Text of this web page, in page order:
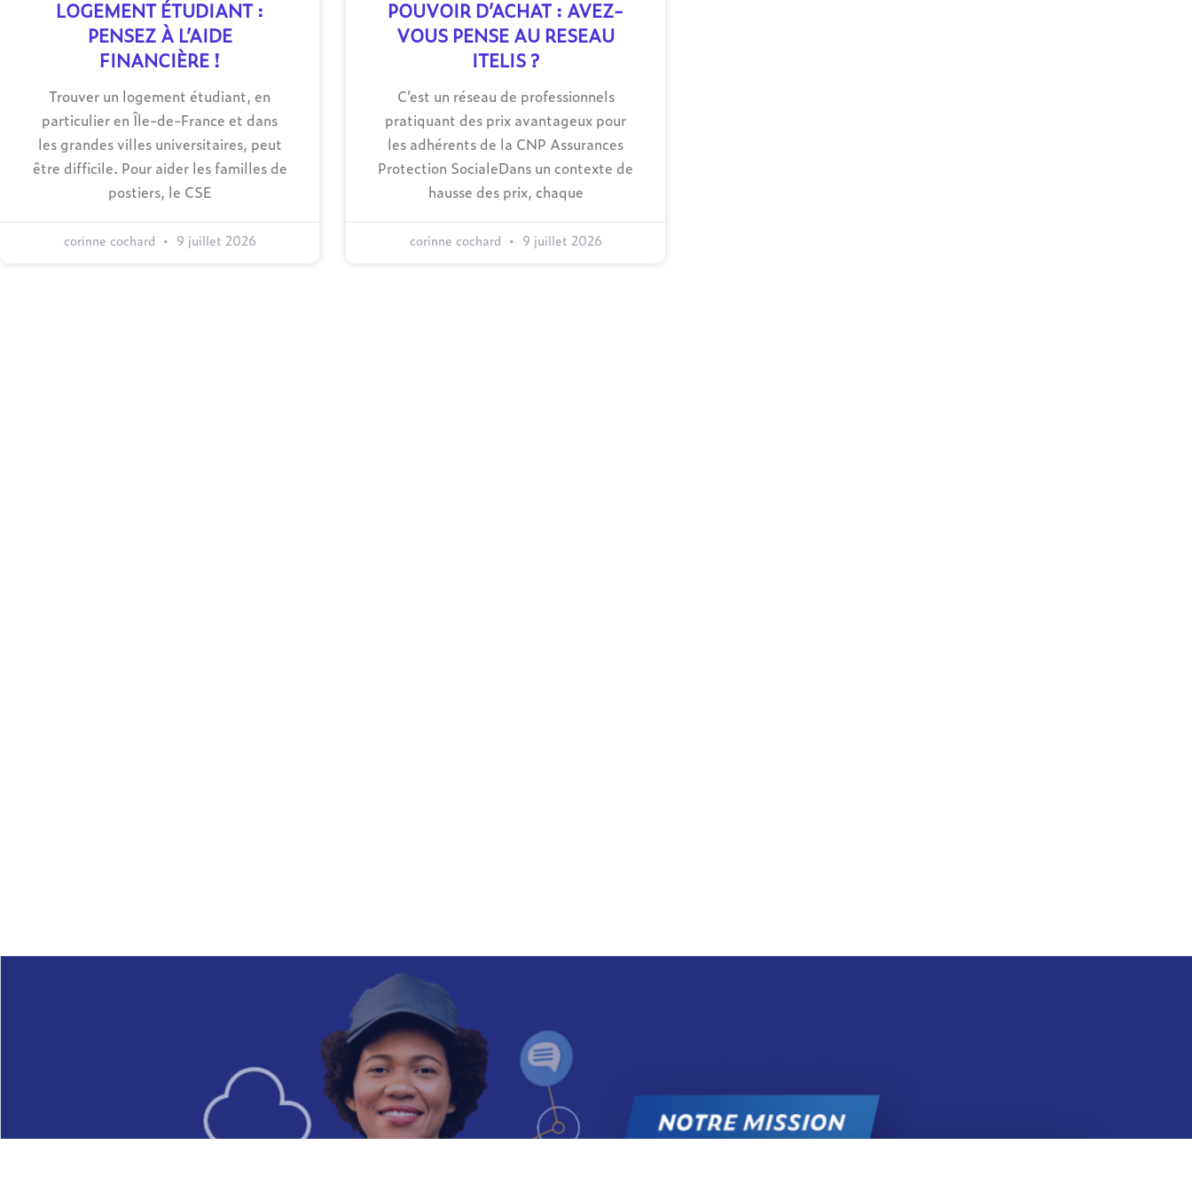
LOGEMENT ÉTUDIANT :
PENSEZ À L’AIDE
FINANCIÈRE !
Trouver un logement étudiant, en
particulier en Île-de-France et dans
les grandes villes universitaires, peut
être difficile. Pour aider les familles de
postiers, le CSE
corinne cochard 9 juillet 2026
POUVOIR D’ACHAT : AVEZ-
VOUS PENSE AU RESEAU
ITELIS ?
C’est un réseau de professionnels
pratiquant des prix avantageux pour
les adhérents de la CNP Assurances
Protection SocialeDans un contexte de
hausse des prix, chaque
corinne cochard 9 juillet 2026